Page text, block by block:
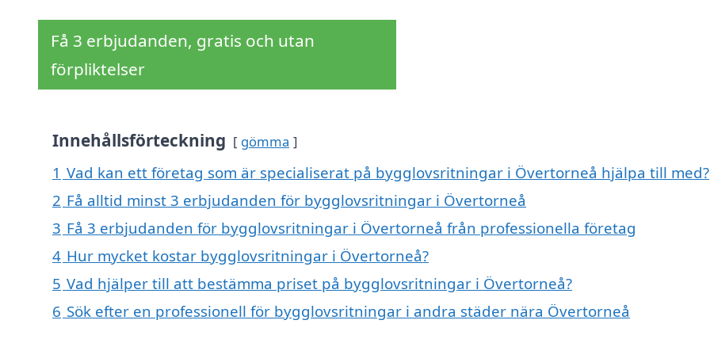
Få 3 erbjudanden, gratis och utan
förpliktelser
Innehållsförteckning gömma
1 Vad kan ett företag som är specialiserat på bygglovsritningar i Övertorneå hjälpa till med?
2 Få alltid minst 3 erbjudanden för bygglovsritningar i Övertorneå
3 Få 3 erbjudanden för bygglovsritningar i Övertorneå från professionella företag
4 Hur mycket kostar bygglovsritningar i Övertorneå?
5 Vad hjälper till att bestämma priset på bygglovsritningar i Övertorneå?
6 Sök efter en professionell för bygglovsritningar i andra städer nära Övertorneå